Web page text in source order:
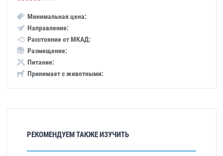
Минимальная цена:
Направление:
Расстояние от МКАД:
Размещение:
Питание:
Принимает с животными:
РЕКОМЕНДУЕМ ТАКЖЕ ИЗУЧИТЬ